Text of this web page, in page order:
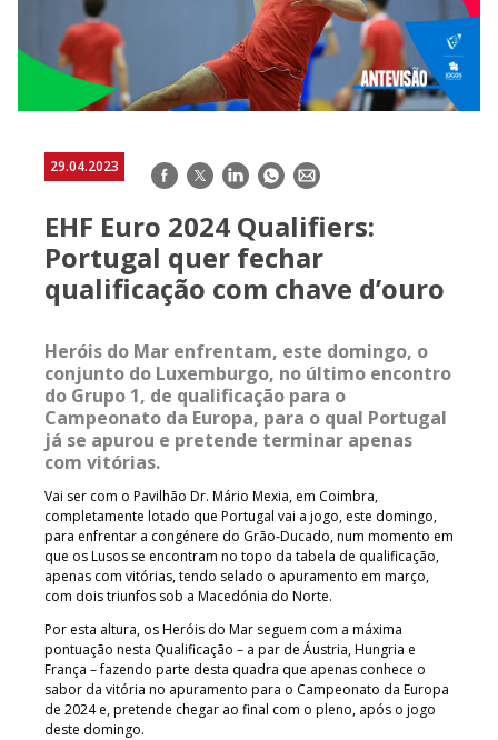
29.04.2023 Facebook
TwitterLinkedInWhatsApp
E-
EHF Euro 2024 Qualifiers:
Portugal quer fechar
qualificação com chave d’ouro
Heróis do Mar enfrentam, este domingo, o
conjunto do Luxemburgo, no último encontro
do Grupo 1, de qualificação para o
Campeonato da Europa, para o qual Portugal
já se apurou e pretende terminar apenas
com vitórias.
Vai ser com o Pavilhão Dr. Mário Mexia, em Coimbra,
completamente lotado que Portugal vai a jogo, este domingo,
para enfrentar a congénere do Grão-Ducado, num momento em
que os Lusos se encontram no topo da tabela de qualificação,
apenas com vitórias, tendo selado o apuramento em março,
com dois triunfos sob a Macedónia do Norte.
Por esta altura, os Heróis do Mar seguem com a máxima
pontuação nesta Qualificação – a par de Áustria, Hungria e
França – fazendo parte desta quadra que apenas conhece o
sabor da vitória no apuramento para o Campeonato da Europa
de 2024 e, pretende chegar ao final com o pleno, após o jogo
deste domingo.